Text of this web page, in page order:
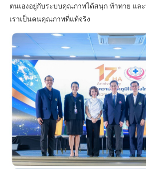
ตนเองอยู่กับระบบคุณภาพได้สนุก ท้าทาย แล
เราเป็นคนคุณภาพที่แท้จริง